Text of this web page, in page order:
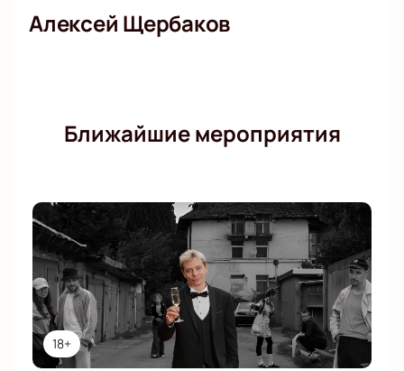
Алексей Щербаков
Ближайшие мероприятия
18+